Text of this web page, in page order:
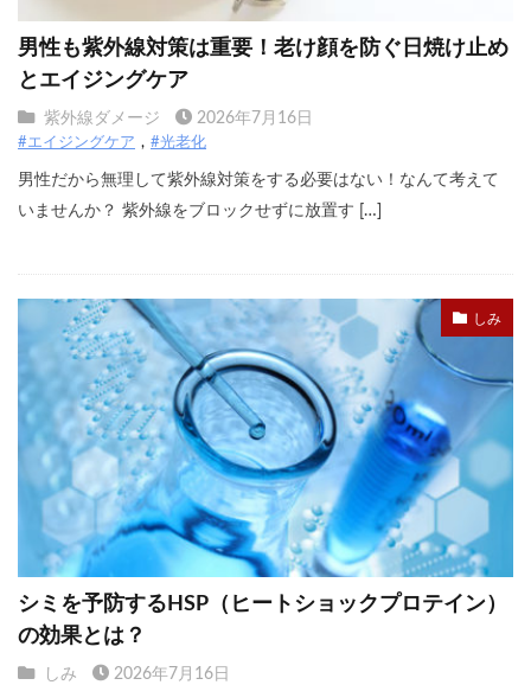
男性も紫外線対策は重要！老け顔を防ぐ日焼け止め
とエイジングケア
紫外線ダメージ 2026年7月16日
#エイジングケア #光老化
男性だから無理して紫外線対策をする必要はない！なんて考えて
いませんか？ 紫外線をブロックせずに放置す […]
しみ
シミを予防するHSP（ヒートショックプロテイン）
の効果とは？
しみ 2026年7月16日